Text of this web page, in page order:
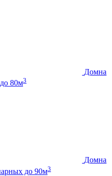
Домна
80м3
Домна
до 90м3